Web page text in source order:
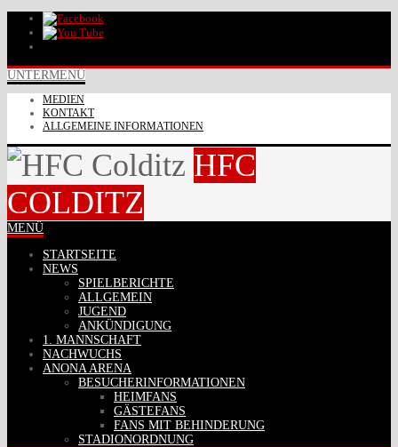
UNTERMENÜ
MEDIEN
KONTAKT
ALLGEMEINE INFORMATIONEN
HFC
COLDITZ
MENÜ
STARTSEITE
NEWS
SPIELBERICHTE
ALLGEMEIN
JUGEND
ANKÜNDIGUNG
1. MANNSCHAFT
NACHWUCHS
ANONA ARENA
BESUCHERINFORMATIONEN
HEIMFANS
GÄSTEFANS
FANS MIT BEHINDERUNG
STADIONORDNUNG